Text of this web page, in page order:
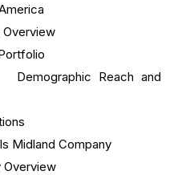
Reach and
Company